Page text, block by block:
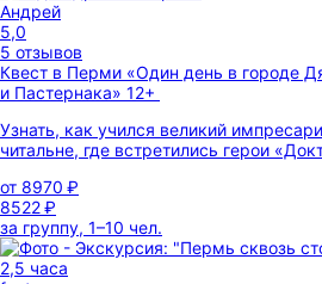
Андрей
5,0
5 отзывов
Квест в Перми «Один день в городе
и Пастернака» 12+
Узнать, как учился великий
читальне, где встретились герои
от 8970 ₽
8522 ₽
за группу, 1–10 чел.
2,5 часа